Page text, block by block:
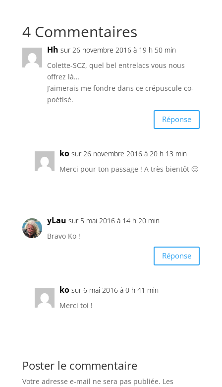
4 Commentaires
Hh sur 26 novembre 2016 à 19 h 50 min
Colette-SCZ, quel bel entrelacs vous nous
offrez là…
J’aimerais me fondre dans ce crépuscule co-
poétisé.
Réponse
ko sur 26 novembre 2016 à 20 h 13 min
Merci pour ton passage ! A très bientôt 🙂
yLau sur 5 mai 2016 à 14 h 20 min
Bravo Ko !
Réponse
ko sur 6 mai 2016 à 0 h 41 min
Merci toi !
Poster le commentaire
Votre adresse e-mail ne sera pas publiée. Les